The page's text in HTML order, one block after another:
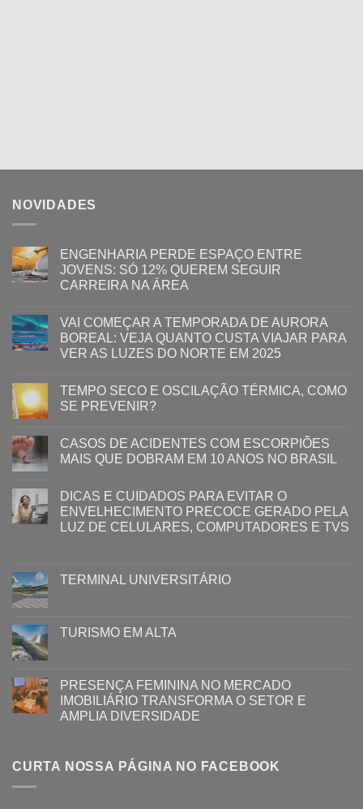
NOVIDADES
ENGENHARIA PERDE ESPAÇO ENTRE
JOVENS: SÓ 12% QUEREM SEGUIR
CARREIRA NA ÁREA
VAI COMEÇAR A TEMPORADA DE AURORA
BOREAL: VEJA QUANTO CUSTA VIAJAR PARA
VER AS LUZES DO NORTE EM 2025
TEMPO SECO E OSCILAÇÃO TÉRMICA, COMO
SE PREVENIR?
CASOS DE ACIDENTES COM ESCORPIÕES
MAIS QUE DOBRAM EM 10 ANOS NO BRASIL
DICAS E CUIDADOS PARA EVITAR O
ENVELHECIMENTO PRECOCE GERADO PELA
LUZ ​DE CELULARES, COMPUTADORES E TVS​​
TERMINAL UNIVERSITÁRIO
TURISMO EM ALTA
PRESENÇA FEMININA NO MERCADO
IMOBILIÁRIO TRANSFORMA O SETOR E
AMPLIA DIVERSIDADE
CURTA NOSSA PÁGINA NO FACEBOOK